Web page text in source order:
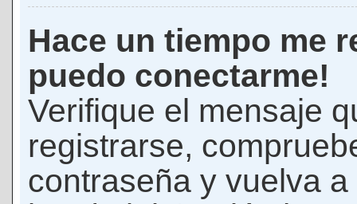
Hace un tiempo me
puedo conectarme!
Verifique el mensaje
registrarse,
contraseña y vuelva